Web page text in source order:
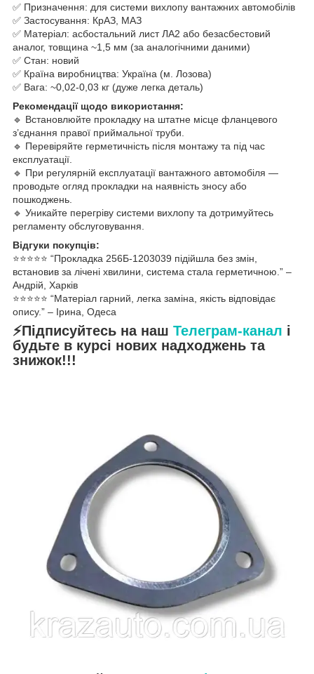
✅ Призначення: для системи вихлопу вантажних автомобілів
✅ Застосування: КрАЗ, МАЗ
✅ Матеріал: асбостальний лист ЛА2 або безасбестовий
аналог, товщина ~1,5 мм (за аналогічними даними)
✅ Стан: новий
✅ Країна виробництва: Україна (м. Лозова)
✅ Вага: ~0,02-0,03 кг (дуже легка деталь)
Рекомендації щодо використання:
🔹 Встановлюйте прокладку на штатне місце фланцевого
з’єднання правої приймальної труби.
🔹 Перевіряйте герметичність після монтажу та під час
експлуатації.
🔹 При регулярній експлуатації вантажного автомобіля —
проводьте огляд прокладки на наявність зносу або
пошкоджень.
🔹 Уникайте перегріву системи вихлопу та дотримуйтесь
регламенту обслуговування.
Відгуки покупців:
⭐️⭐️⭐️⭐️⭐️ “Прокладка 256Б-1203039 підійшла без змін,
встановив за лічені хвилини, система стала герметичною.” –
Андрій, Харків
⭐️⭐️⭐️⭐️⭐️ “Матеріал гарний, легка заміна, якість відповідає
опису.” – Ірина, Одеса
⚡Підписуйтесь на наш Телеграм-канал і
будьте в курсі нових надходжень та
знижок!!!